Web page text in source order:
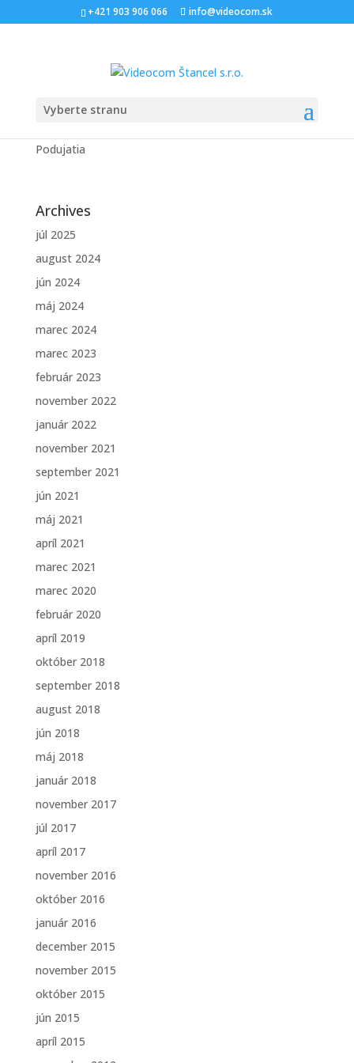
+421 903 906 066 info@videocom.sk
Vyberte stranu
Výsledky podujatí: kategória moto
Podujatia
Archives
júl 2025
august 2024
jún 2024
máj 2024
marec 2024
marec 2023
február 2023
november 2022
január 2022
november 2021
september 2021
jún 2021
máj 2021
apríl 2021
marec 2021
marec 2020
február 2020
apríl 2019
október 2018
september 2018
august 2018
jún 2018
máj 2018
január 2018
november 2017
júl 2017
apríl 2017
november 2016
október 2016
január 2016
december 2015
november 2015
október 2015
jún 2015
apríl 2015